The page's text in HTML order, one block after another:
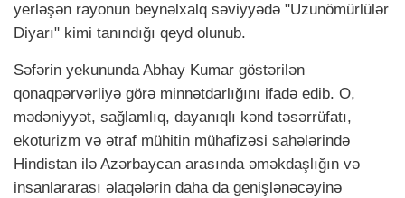
yerləşən rayonun beynəlxalq səviyyədə "Uzunömürlülər
Diyarı" kimi tanındığı qeyd olunub.
Səfərin yekununda Abhay Kumar göstərilən
qonaqpərvərliyə görə minnətdarlığını ifadə edib. O,
mədəniyyət, sağlamlıq, dayanıqlı kənd təsərrüfatı,
ekoturizm və ətraf mühitin mühafizəsi sahələrində
Hindistan ilə Azərbaycan arasında əməkdaşlığın və
insanlararası əlaqələrin daha da genişlənəcəyinə